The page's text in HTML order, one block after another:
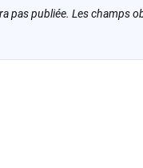
pas publiée. Les champs